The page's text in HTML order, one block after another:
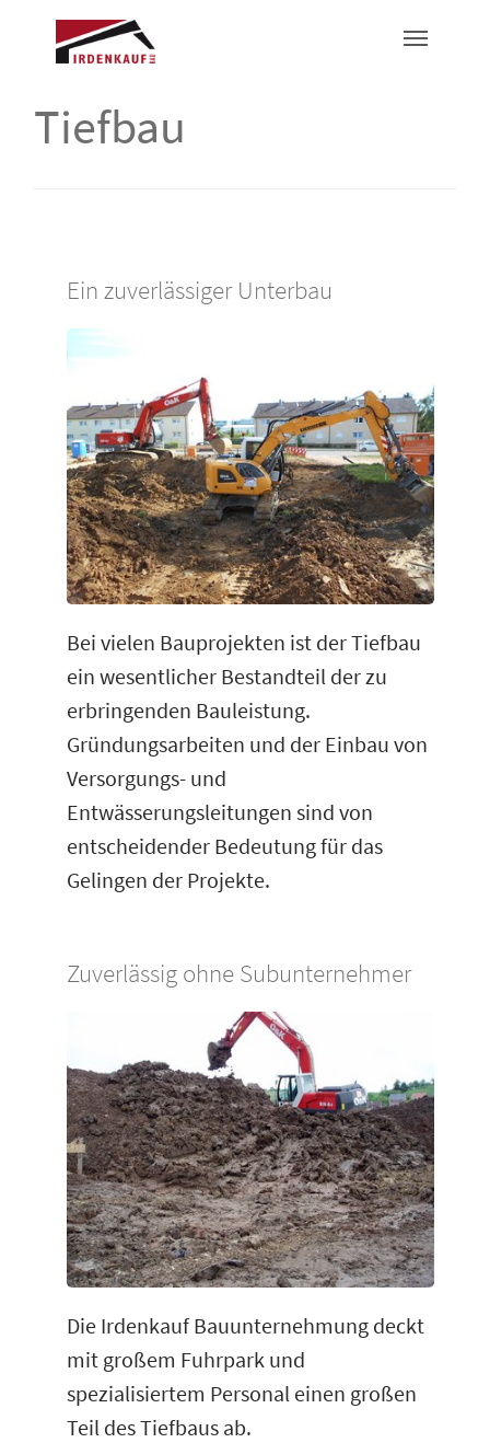
Tiefbau
Ein zuverlässiger Unterbau
Bei vielen Bauprojekten ist der Tiefbau
ein wesentlicher Bestandteil der zu
erbringenden Bauleistung.
Gründungsarbeiten und der Einbau von
Versorgungs- und
Entwässerungsleitungen sind von
entscheidender Bedeutung für das
Gelingen der Projekte.
Zuverlässig ohne Subunternehmer
Die Irdenkauf Bauunternehmung deckt
mit großem Fuhrpark und
spezialisiertem Personal einen großen
Teil des Tiefbaus ab.